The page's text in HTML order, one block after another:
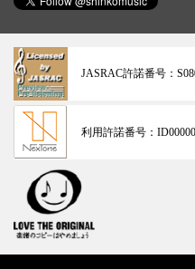
JASRAC許諾番号：
利用許諾番号：